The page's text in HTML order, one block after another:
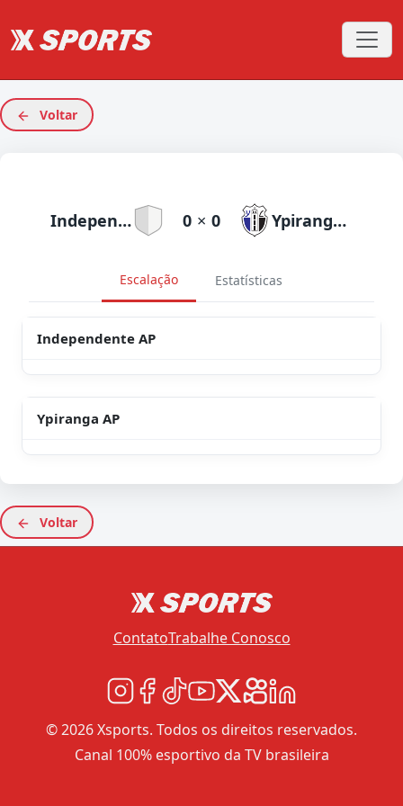
Voltar
Independente AP 0 × 0 Ypiranga AP
Escalação Estatísticas
Independente AP
Ypiranga AP
Voltar
ContatoTrabalhe Conosco
© 2026 Xsports. Todos os direitos reservados.
Canal 100% esportivo da TV brasileira